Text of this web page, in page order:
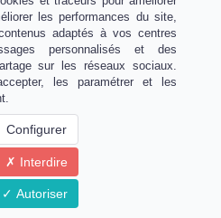
à la synergie très forte du
mais en soutien les
n’importe quel moment,
je me sens
à côté de la plaque…
place dans ce monde
mener à bien !
et être moi dans
les performances du site,
adaptés à vos centres
personnalisés et des
sur les réseaux sociaux.
les paramétrer et les
Configurer
Interdire
Autoriser